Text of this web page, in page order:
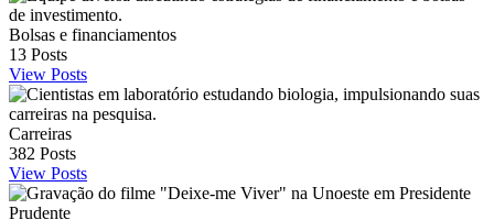
Bolsas e financiamentos
13 Posts
View Posts
Carreiras
382 Posts
View Posts